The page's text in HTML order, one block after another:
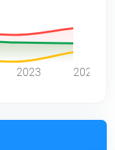
2023 2024